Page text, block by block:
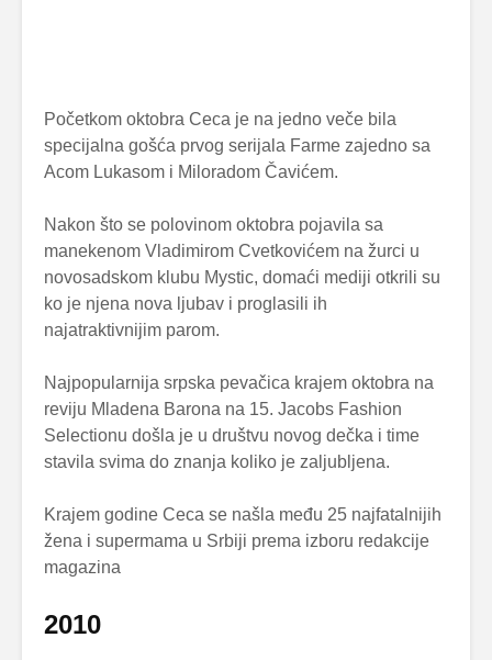
Početkom oktobra Ceca je na jedno veče bila
specijalna gošća prvog serijala Farme zajedno sa
Acom Lukasom i Miloradom Čavićem.
Nakon što se polovinom oktobra pojavila sa
manekenom Vladimirom Cvetkovićem na žurci u
novosadskom klubu Mystic, domaći mediji otkrili su
ko je njena nova ljubav i proglasili ih
najatraktivnijim parom.
Najpopularnija srpska pevačica krajem oktobra na
reviju Mladena Barona na 15. Jacobs Fashion
Selectionu došla je u društvu novog dečka i time
stavila svima do znanja koliko je zaljubljena.
Krajem godine Ceca se našla među 25 najfatalnijih
žena i supermama u Srbiji prema izboru redakcije
magazina
2010